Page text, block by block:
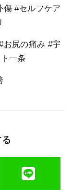
傷 #セルフケア
お尻の痛み #宇
一条